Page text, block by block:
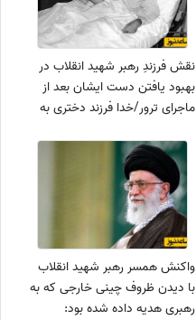
نقش فرزندِ رهبر شهید انقلاب در
بهبود یافتن دست ایشان بعد از
ماجرای ترور/خدا فرزند دختری به
داشت و...
واکنش همسر رهبر شهید انقلاب
با دیدن ظروف چینی خارجی که به
رهبری هدیه داده شده بود: